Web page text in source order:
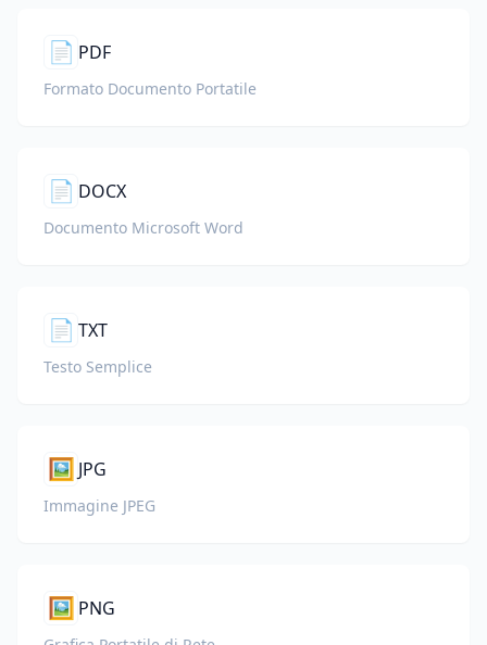
📄 PDF
Formato Documento Portatile
📄 DOCX
Documento Microsoft Word
📄 TXT
Testo Semplice
🖼️ JPG
Immagine JPEG
🖼️ PNG